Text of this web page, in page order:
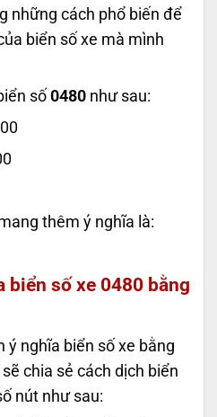
những cách phổ biến để
biển số xe mà mình
số 0480 như sau:
thêm ý nghĩa là:
biển số xe 0480 bằng
ý nghĩa biển số xe bằng
chia sẻ cách dịch biển
nút như sau: